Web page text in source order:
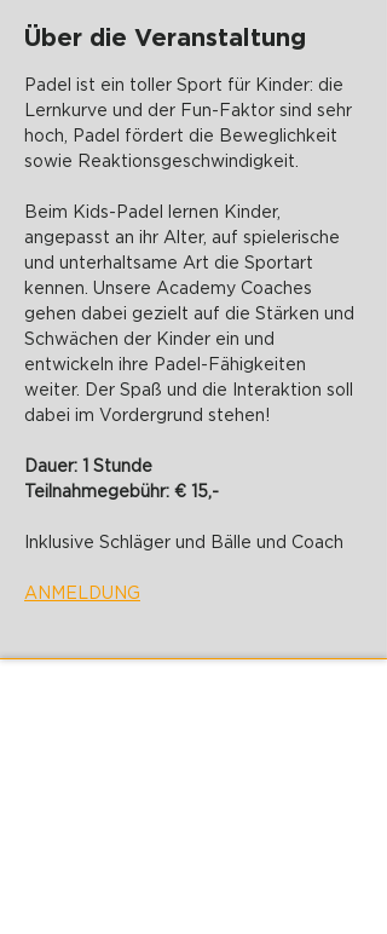
Über die Veranstaltung
Padel ist ein toller Sport für Kinder: die
Lernkurve und der Fun-Faktor sind sehr
hoch, Padel fördert die Beweglichkeit
sowie Reaktionsgeschwindigkeit.
Beim Kids-Padel lernen Kinder,
angepasst an ihr Alter, auf spielerische
und unterhaltsame Art die Sportart
kennen. Unsere Academy Coaches
gehen dabei gezielt auf die Stärken und
Schwächen der Kinder ein und
entwickeln ihre Padel-Fähigkeiten
weiter. Der Spaß und die Interaktion soll
dabei im Vordergrund stehen!
Dauer: 1 Stunde
Teilnahmegebühr: € 15,-
Inklusive Schläger und Bälle und Coach
ANMELDUNG